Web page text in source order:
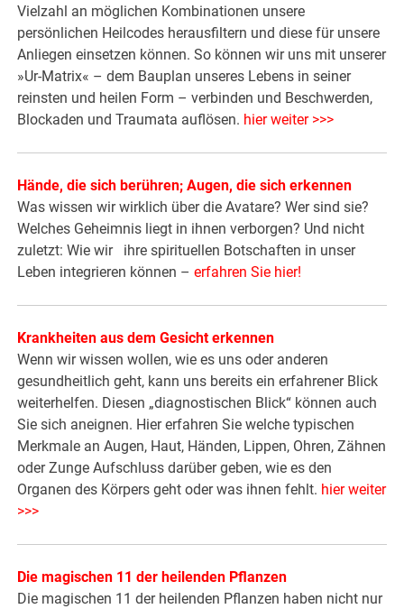
Vielzahl an möglichen Kombinationen unsere
persönlichen Heilcodes herausfiltern und diese für unsere
Anliegen einsetzen können. So können wir uns mit unserer
»Ur-Matrix« – dem Bauplan unseres Lebens in seiner
reinsten und heilen Form – verbinden und Beschwerden,
Blockaden und Traumata auflösen. hier weiter >>>
Hände, die sich berühren; Augen, die sich erkennen
Was wissen wir wirklich über die Avatare? Wer sind sie?
Welches Geheimnis liegt in ihnen verborgen? Und nicht
zuletzt: Wie wir ihre spirituellen Botschaften in unser
Leben integrieren können –erfahren Sie hier!
Krankheiten aus dem Gesicht erkennen
Wenn wir wissen wollen, wie es uns oder anderen
gesundheitlich geht, kann uns bereits ein erfahrener Blick
weiterhelfen. Diesen „diagnostischen Blick“ können auch
Sie sich aneignen. Hier erfahren Sie welche typischen
Merkmale an Augen, Haut, Händen, Lippen, Ohren, Zähnen
oder Zunge Aufschluss darüber geben, wie es den
Organen des Körpers geht oder was ihnen fehlt. hier weiter
>>>
Die magischen 11 der heilenden Pflanzen
Die magischen 11 der heilenden Pflanzen haben nicht nur